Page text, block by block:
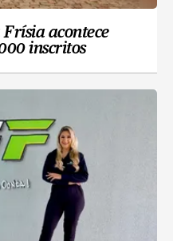
acontece
inscritos